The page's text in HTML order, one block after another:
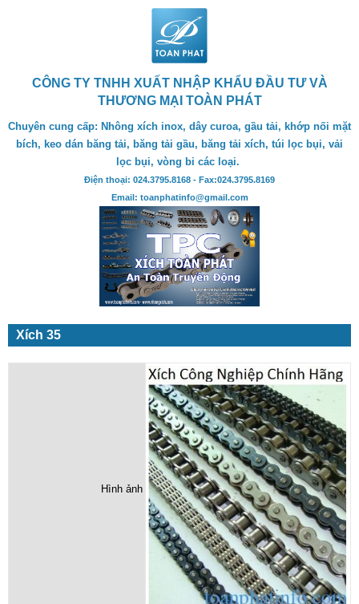
CÔNG TY TNHH XUẤT NHẬP KHẨU ĐẦU TƯ VÀ
THƯƠNG MẠI TOÀN PHÁT
Chuyên cung cấp: Nhông xích inox, dây curoa, gầu tải, khớp nối mặt
bích, keo dán băng tải, băng tải gầu, băng tải xích, túi lọc bụi, vải
lọc bụi, vòng bi các loại.
Điện thoại: 024.3795.8168 - Fax:024.3795.8169
Email: toanphatinfo@gmail.com
Xích 35
Hình ảnh